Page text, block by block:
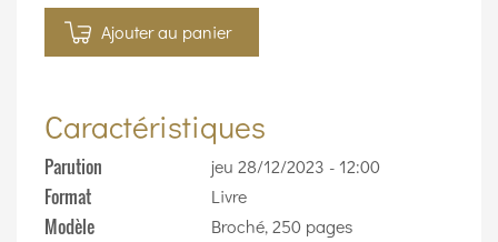
Ajouter au panier
Caractéristiques
Parution jeu 28/12/2023 - 12:00
Format Livre
Modèle Broché, 250 pages